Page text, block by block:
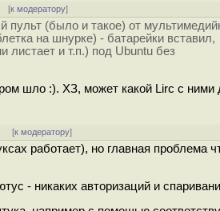
[к модератору]
(было и такое) от
на шнурке) - батарейки вставил,
листает и т.п.) под Ubuntu без
шло :). ХЗ, может какой Lirc с ними
[к модератору]
работает), но главная проблема
- никаких авторизаций и